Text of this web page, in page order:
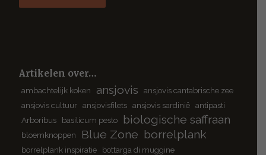
Artikelen over…
ambachtelijk koken ansjovis
ansjovis cantabrische zee
ansjovis cultuur ansjovisfilets ansjovis sardinië antipasti
Arboribus
basilicum pesto biologische saffraan
bloemknoppen Blue Zone borrelplank
borrelplank inspiratie bottarga di muggine